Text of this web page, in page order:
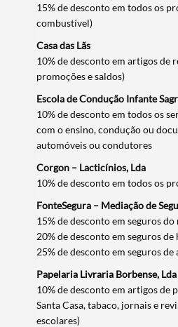
15% de desconto em todos os
combustível)
Casa das Lãs
10% de desconto em artigos de
promoções e saldos)
Escola de Condução Infante
10% de desconto em todos os
com o ensino, condução ou
automóveis ou condutores
Corgon – Lacticínios, Lda
10% de desconto em todos os
FonteSegura – Mediação de
15% de desconto em seguros
20% de desconto em seguros de
25% de desconto em seguros
Papelaria Livraria Borbense, Lda
10% de desconto em artigos de
Santa Casa, tabaco, jornais e
escolares)